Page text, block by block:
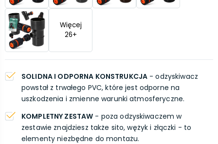
Więcej
26+
SOLIDNA I ODPORNA KONSTRUKCJA - odzyskiwacz
powstał z trwałego PVC, które jest odporne na
uszkodzenia i zmienne warunki atmosferyczne.
KOMPLETNY ZESTAW - poza odzyskiwaczem w
zestawie znajdziesz także sito, wężyk i złączki - to
elementy niezbędne do montażu.